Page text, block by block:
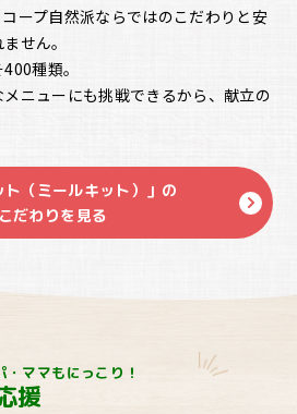
ープ自然派ならではのこだわりと安
せん。
種類。
ニューにも挑戦できるから、献立の
ト（ミールキット）」の
こだわりを見る
・ママもにっこり！
援